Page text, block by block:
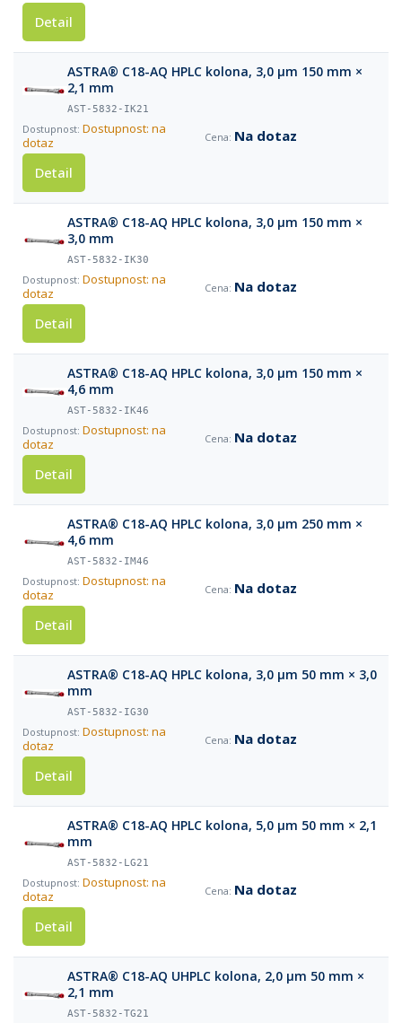
Detail
ASTRA® C18-AQ HPLC kolona, 3,0 µm 150 mm ×
2,1 mm
AST-5832-IK21
Dostupnost: na
dotaz
Na dotaz
Detail
ASTRA® C18-AQ HPLC kolona, 3,0 µm 150 mm ×
3,0 mm
AST-5832-IK30
Dostupnost: na
dotaz
Na dotaz
Detail
ASTRA® C18-AQ HPLC kolona, 3,0 µm 150 mm ×
4,6 mm
AST-5832-IK46
Dostupnost: na
dotaz
Na dotaz
Detail
ASTRA® C18-AQ HPLC kolona, 3,0 µm 250 mm ×
4,6 mm
AST-5832-IM46
Dostupnost: na
dotaz
Na dotaz
Detail
ASTRA® C18-AQ HPLC kolona, 3,0 µm 50 mm × 3,0
mm
AST-5832-IG30
Dostupnost: na
dotaz
Na dotaz
Detail
ASTRA® C18-AQ HPLC kolona, 5,0 µm 50 mm × 2,1
mm
AST-5832-LG21
Dostupnost: na
dotaz
Na dotaz
Detail
ASTRA® C18-AQ UHPLC kolona, 2,0 µm 50 mm ×
2,1 mm
AST-5832-TG21